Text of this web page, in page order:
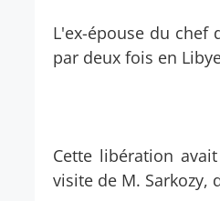
L'ex-épouse du chef
par deux fois en
Cette libération
visite de M.